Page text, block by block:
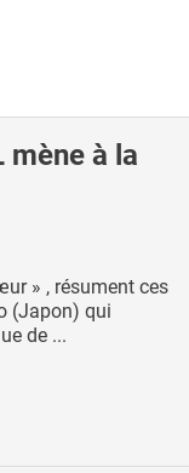
mène à la
» , résument ces
(Japon) qui
de ...